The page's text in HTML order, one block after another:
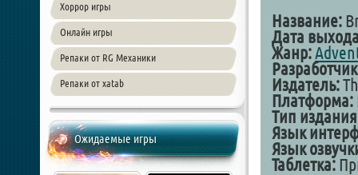
Хоррор игры
Онлайн игры
Репаки от RG Механики
Репаки от xatab
Ожидаемые игры
Название:
Дата
Жанр:
Разработчик
Издатель:
Платформа:
Тип
Язык
Язык
Таблетка: